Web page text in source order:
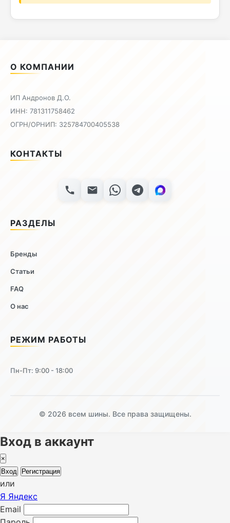
О КОМПАНИИ
ИП Андронов Д.О.
ИНН: 781311758462
ОГРН/ОРНИП: 325784700405538
КОНТАКТЫ
РАЗДЕЛЫ
Бренды
Статьи
FAQ
О нас
РЕЖИМ РАБОТЫ
Пн-Пт: 9:00 - 18:00
© 2026 всем шины. Все права защищены.
Вход в аккаунт
×
Вход
Регистрация
или
Я Яндекс
Email